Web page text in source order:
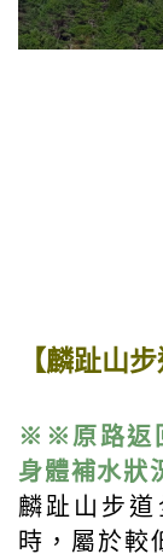
【麟趾山
※※原路返
身體補水
麟趾山步
時，屬於較